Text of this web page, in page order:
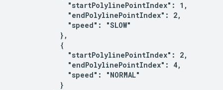
              "startPolylinePointIndex": 1,
              "endPolylinePointIndex": 2,
              "speed": "SLOW"
            },
            {
              "startPolylinePointIndex": 2,
              "endPolylinePointIndex": 4,
              "speed": "NORMAL"
            }